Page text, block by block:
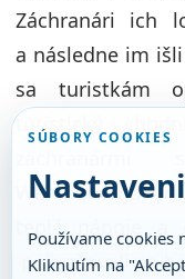
Záchranári ich
a následne im
sa turistkám
turistický
teplé nápoje a
pokračovali na
SÚBORY COOKIES
Používame cookies
Kliknutím na